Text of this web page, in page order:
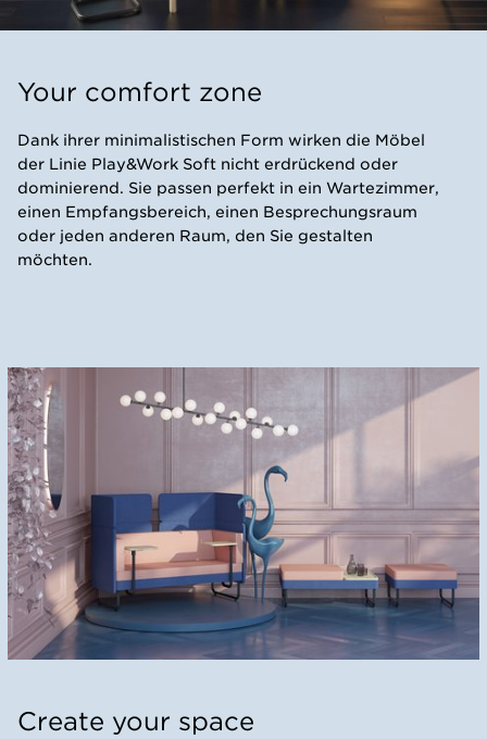
Your comfort zone
Dank ihrer minimalistischen Form wirken die Möbel
der Linie Play&Work Soft nicht erdrückend oder
dominierend. Sie passen perfekt in ein Wartezimmer,
einen Empfangsbereich, einen Besprechungsraum
oder jeden anderen Raum, den Sie gestalten
möchten.
Create your space